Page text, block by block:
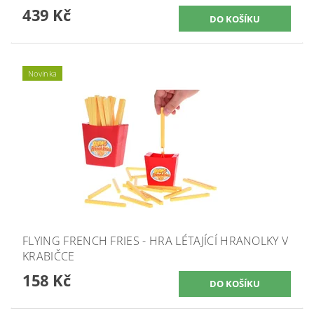
439 Kč
Novinka
FLYING FRENCH FRIES - HRA LÉTAJÍCÍ HRANOLKY V
KRABIČCE
158 Kč